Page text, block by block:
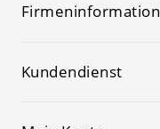
Firmeninformation
Kundendienst